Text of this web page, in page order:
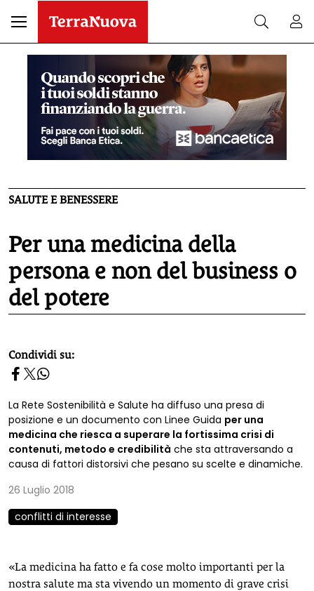
SALUTE E BENESSERE
Per una medicina della
persona e non del business o
del potere
homepage h2
Condividi su:
La Rete Sostenibilità e Salute ha diffuso una presa di
posizione e un documento con Linee Guida per una
medicina che riesca a superare la fortissima crisi di
contenuti, metodo e credibilità che sta attraversando a
causa di fattori distorsivi che pesano su scelte e dinamiche.
26 Luglio 2018
conflitti di interesse
«La medicina ha fatto e fa cose molto importanti per la
nostra salute ma sta vivendo un momento di grave crisi